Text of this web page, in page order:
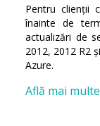
Pentru clienții
înainte de
actualizări de
2012, 2012 R2
Azure.
Află mai multe